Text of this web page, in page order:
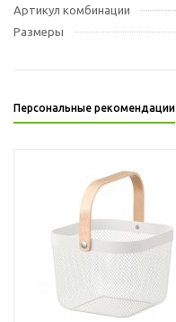
Артикул комбинации
Размеры
Персональные рекомендации